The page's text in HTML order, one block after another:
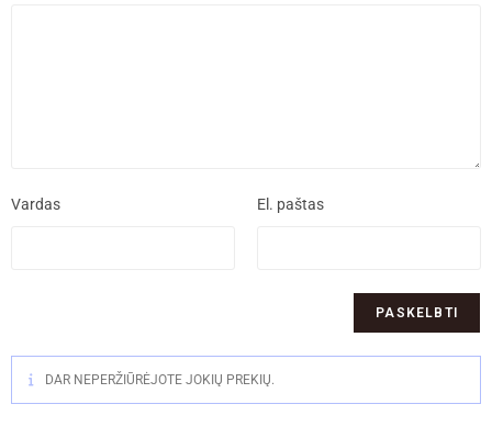
Vardas El. paštas
DAR NEPERŽIŪRĖJOTE JOKIŲ PREKIŲ.